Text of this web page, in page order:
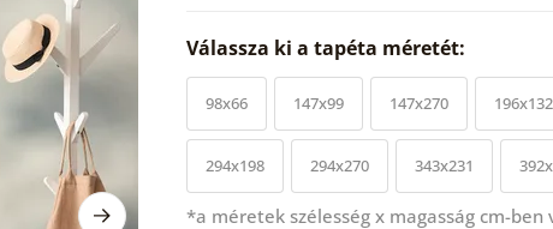
Válassza ki a tapéta méretét:
98x66 147x99 147x270 196x132
294x198 294x270 343x231
*a méretek szélesség x magasság cm-ben